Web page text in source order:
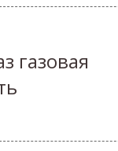
газовая